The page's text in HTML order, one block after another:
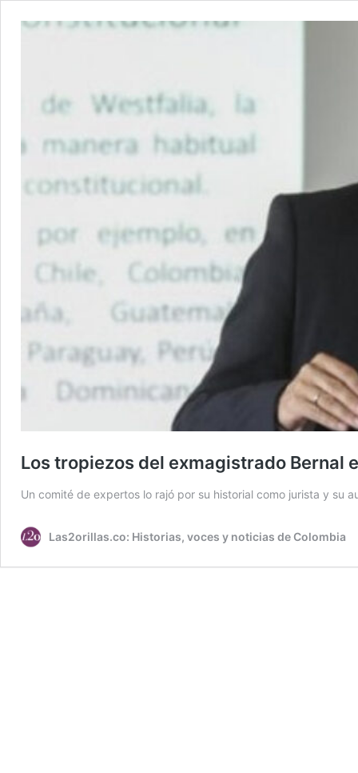
Los tropiezos del exmagistrado Bernal
Un comité de expertos lo rajó por su historial como jurista y su
Las2orillas.co: Historias, voces y noticias de Colombia